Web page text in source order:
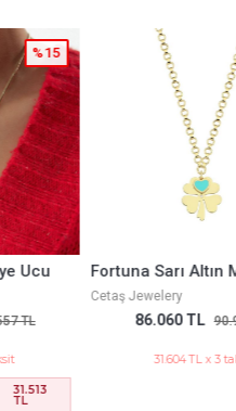
TL
%5
Sarı Altın
Cetaş Jewelery
64.123 TL
23.548 TL x 3